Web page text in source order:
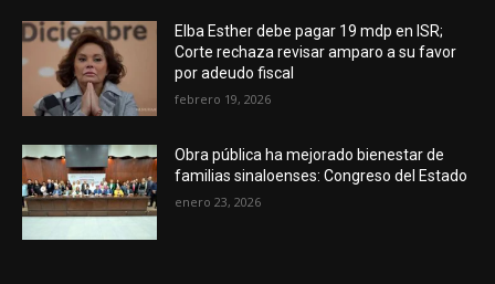
Elba Esther debe pagar 19 mdp en ISR;
Corte rechaza revisar amparo a su favor
por adeudo fiscal
febrero 19, 2026
Obra pública ha mejorado bienestar de
familias sinaloenses: Congreso del Estado
enero 23, 2026